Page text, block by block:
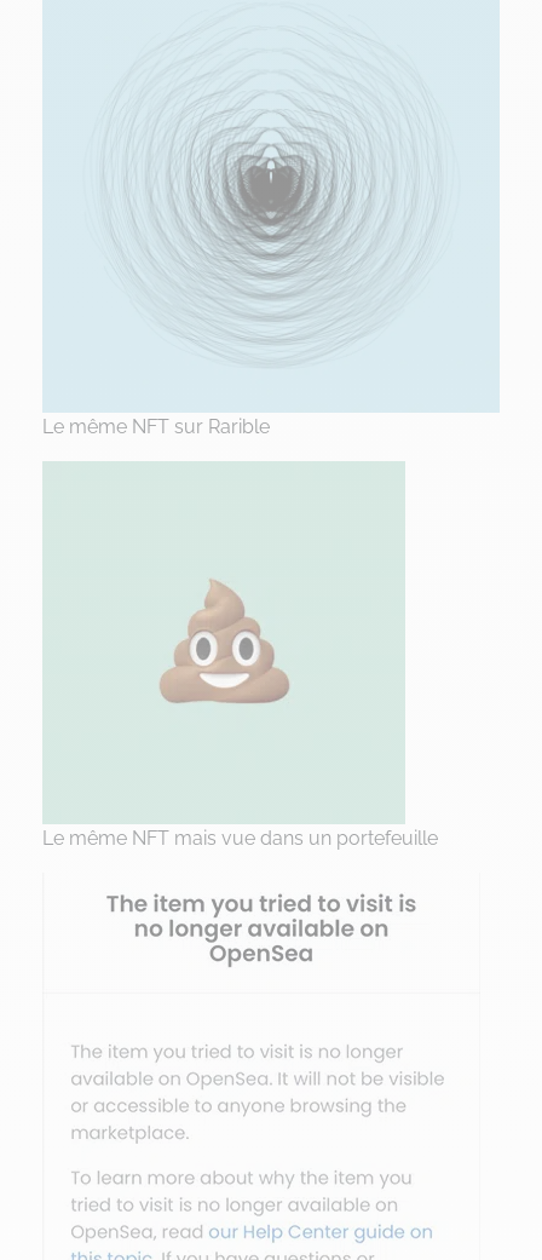
Le même NFT sur Rarible
Le même NFT mais vue dans un portefeuille